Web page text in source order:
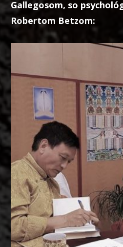
Gallegosom, so
Robertom Betzom: